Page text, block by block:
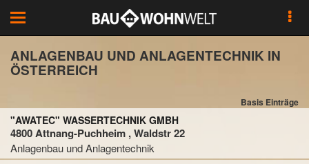
Toggle
navigation
ANLAGENBAU UND ANLAGENTECHNIK IN
ÖSTERREICH
Basis Einträge
"AWATEC" WASSERTECHNIK GMBH
4800 Attnang-Puchheim , Waldstr 22
Anlagenbau und Anlagentechnik